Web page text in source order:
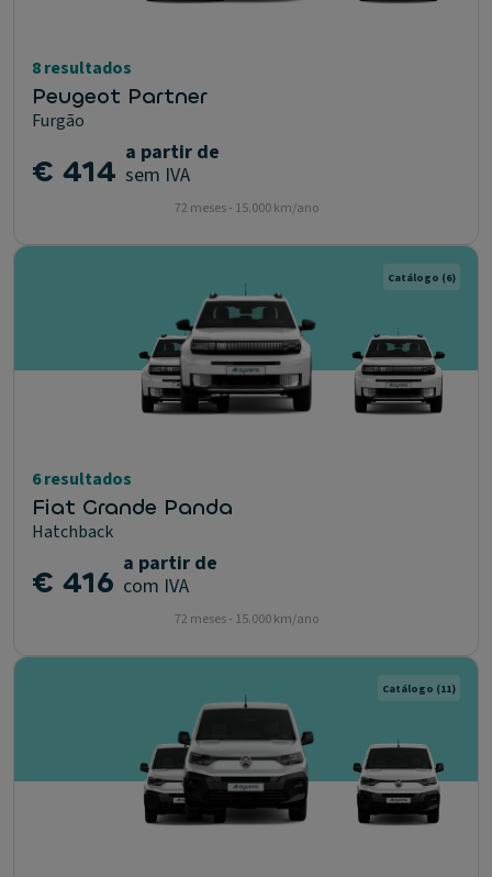
8 resultados
Peugeot Partner
Furgão
€ 414 a partir de
sem IVA
72 meses - 15.000 km/ano
Catálogo (6)
6 resultados
Fiat Grande Panda
Hatchback
€ 416 a partir de
com IVA
72 meses - 15.000 km/ano
Catálogo (11)